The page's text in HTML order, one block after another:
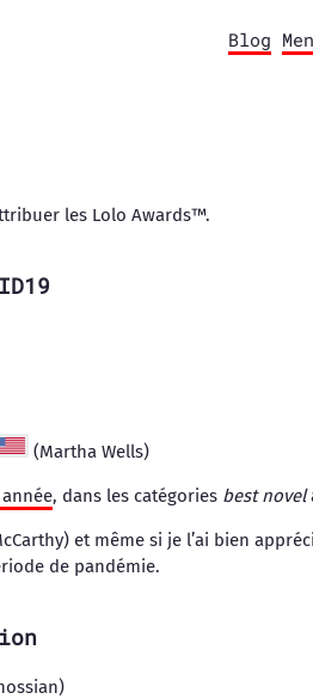
Blog
les Lolo Awards™.
(Martha Wells)
, dans les catégories best novel
et même si je l’ai bien
de pandémie.